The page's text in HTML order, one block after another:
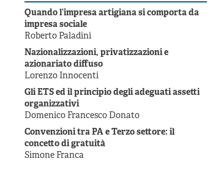
Quando l’impresa artigiana si comporta da
impresa sociale
Roberto Paladini
Nazionalizzazioni, privatizzazioni e
azionariato diffuso
Lorenzo Innocenti
Gli ETS ed il principio degli adeguati assetti
organizzativi
Domenico Francesco Donato
Convenzioni tra PA e Terzo settore: il
concetto di gratuità
Simone Franca